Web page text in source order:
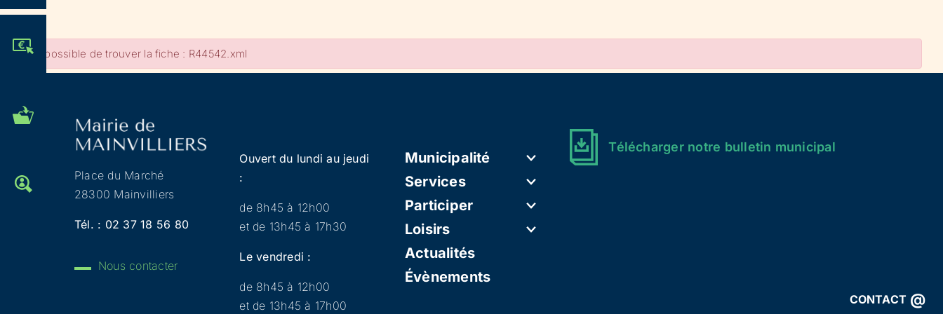
ADMINISTRATIVES
OFFRES D'EMPLOI
CONTACT @
Impossible de trouver la fiche : R44542.xml
Place du Marché
28300 Mainvilliers
Tél. : 02 37 18 56 80
Nous contacter
Ouvert du lundi au jeudi
:
de 8h45 à 12h00
et de 13h45 à 17h30
Le vendredi :
de 8h45 à 12h00
et de 13h45 à 17h00
Municipalité
Services
Participer
Loisirs
Actualités
Évènements
Télécharger notre bulletin municipal